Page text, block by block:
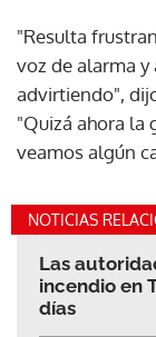
"Resulta
voz de alarma
advirtiendo",
"Quizá ahora la
veamos algún
NOTICIAS
Las
incendio en
días